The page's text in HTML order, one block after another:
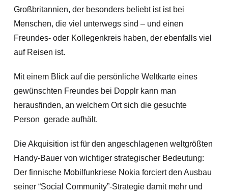
Großbritannien, der besonders beliebt ist ist bei
Menschen, die viel unterwegs sind – und einen
Freundes- oder Kollegenkreis haben, der ebenfalls viel
auf Reisen ist.
Mit einem Blick auf die persönliche Weltkarte eines
gewünschten Freundes bei Dopplr kann man
herausfinden, an welchem Ortsich die gesuchte
Person gerade aufhält.
Die Akquisition ist für den angeschlagenen weltgrößten
Handy-Bauer von wichtiger strategischer Bedeutung:
Der finnische Mobilfunkriese Nokia forciert den Ausbau
seiner “Social Community”-Strategie damit mehr und